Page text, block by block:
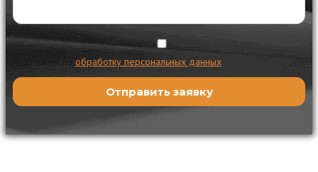
Я согласен наобработку персональных данных